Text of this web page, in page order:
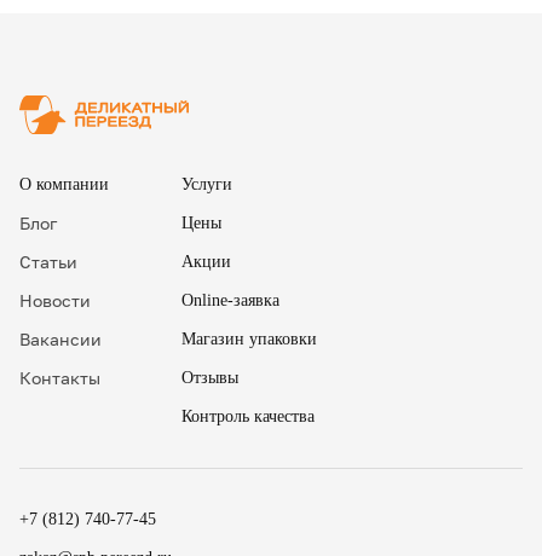
О компании
Блог
Статьи
Новости
Вакансии
Контакты
Услуги
Цены
Акции
Online-заявка
Магазин упаковки
Отзывы
Контроль качества
+7 (812) 740-77-45
19